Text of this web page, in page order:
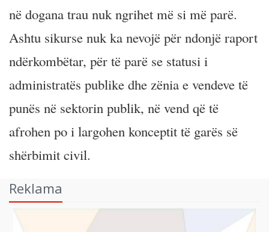
në dogana trau nuk ngrihet më si më parë.
Ashtu sikurse nuk ka nevojë për ndonjë raport
ndërkombëtar, për të parë se statusi i
administratës publike dhe zënia e vendeve të
punës në sektorin publik, në vend që të
afrohen po i largohen konceptit të garës së
shërbimit civil.
Reklama